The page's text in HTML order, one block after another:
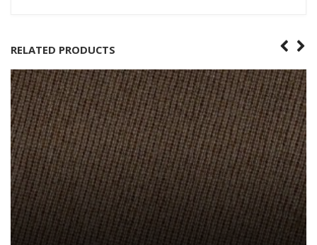
RELATED PRODUCTS